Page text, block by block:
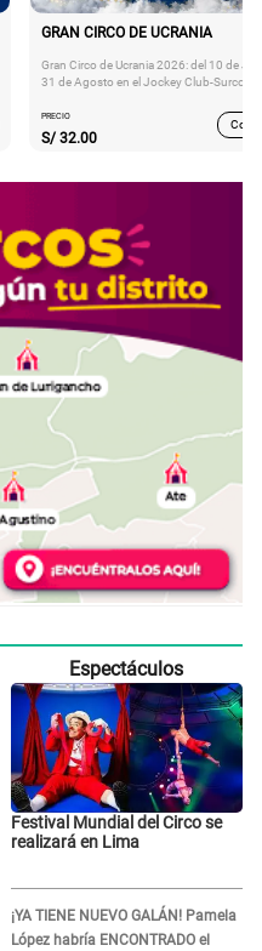
GRAN CIRCO DE UCRANIA
Gran Circo de Ucrania 2026: del 10 de
31 de Agosto en el Jockey Club-Surco
PRECIO
S/ 32.00
Espectáculos
Festival Mundial del Circo se
realizará en Lima
¡YA TIENE NUEVO GALÁN! Pamela
López habría ENCONTRADO el